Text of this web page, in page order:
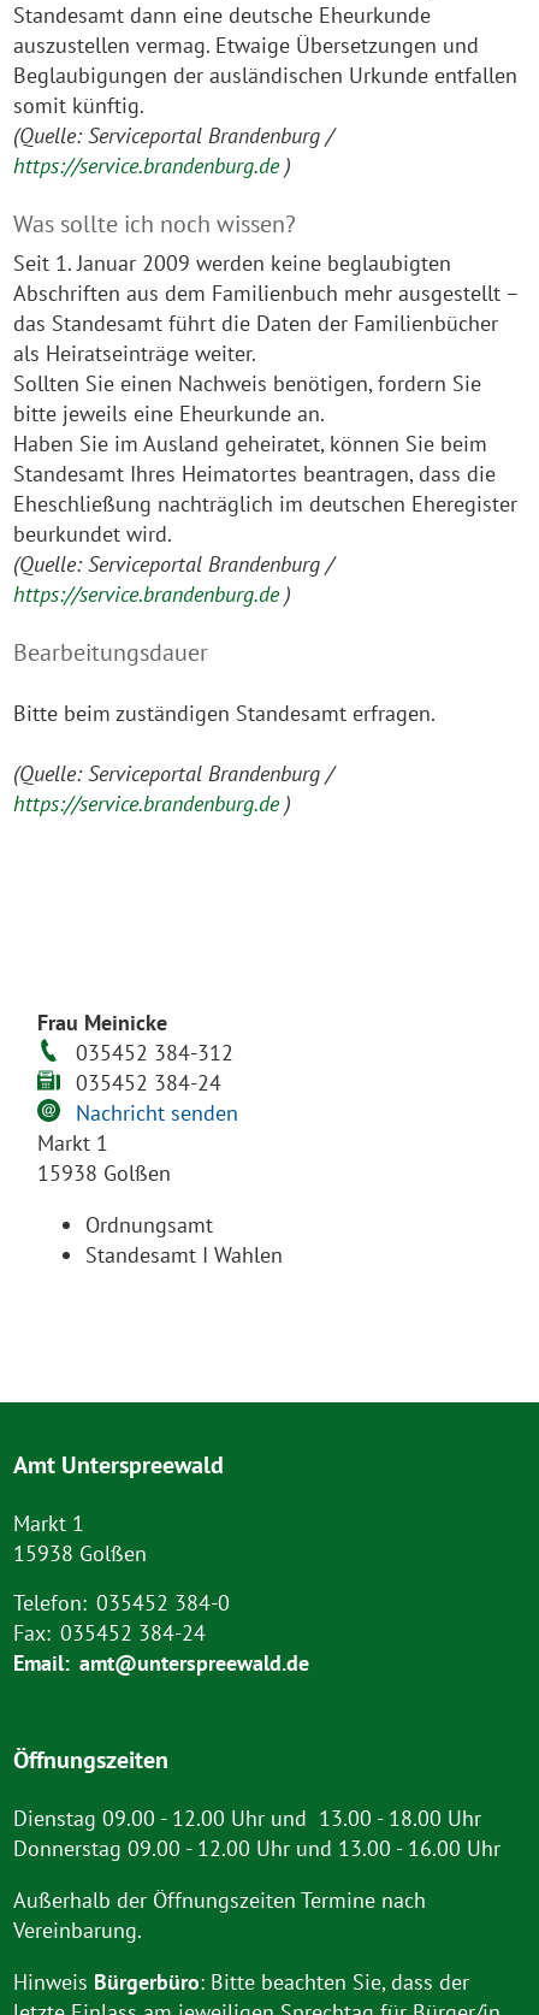
Standesamt dann eine deutsche Eheurkunde
auszustellen vermag. Etwaige Übersetzungen und
Beglaubigungen der ausländischen Urkunde entfallen
somit künftig.
(Quelle: Serviceportal Brandenburg /
https://service.brandenburg.de)
Was sollte ich noch wissen?
Seit 1. Januar 2009 werden keine beglaubigten
Abschriften aus dem Familienbuch mehr ausgestellt –
das Standesamt führt die Daten der Familienbücher
als Heiratseinträge weiter.
Sollten Sie einen Nachweis benötigen, fordern Sie
bitte jeweils eine Eheurkunde an.
Haben Sie im Ausland geheiratet, können Sie beim
Standesamt Ihres Heimatortes beantragen, dass die
Eheschließung nachträglich im deutschen Eheregister
beurkundet wird.
(Quelle: Serviceportal Brandenburg /
https://service.brandenburg.de)
Bearbeitungsdauer
Bitte beim zuständigen Standesamt erfragen.
(Quelle: Serviceportal Brandenburg /
https://service.brandenburg.de)
Frau Meinicke
035452 384-312
035452 384-24
Nachricht senden
Markt 1
15938 Golßen
Ordnungsamt
Standesamt I Wahlen
Amt Unterspreewald
Markt 1
15938 Golßen
Telefon: 035452 384-0
Fax: 035452 384-24
Email: amt@unterspreewald.de
Öffnungszeiten
Dienstag 09.00 - 12.00 Uhr und 13.00 - 18.00 Uhr
Donnerstag 09.00 - 12.00 Uhr und 13.00 - 16.00 Uhr
Außerhalb der Öffnungszeiten Termine nach
Vereinbarung.
Hinweis Bürgerbüro: Bitte beachten Sie, dass der